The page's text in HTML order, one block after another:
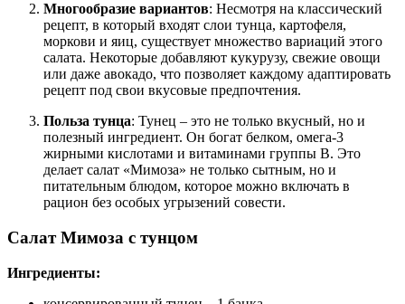
Многообразие вариантов: Несмотря на классический
рецепт, в который входят слои тунца, картофеля,
моркови и яиц, существует множество вариаций этого
салата. Некоторые добавляют кукурузу, свежие овощи
или даже авокадо, что позволяет каждому адаптировать
рецепт под свои вкусовые предпочтения.
Польза тунца: Тунец – это не только вкусный, но и
полезный ингредиент. Он богат белком, омега-3
жирными кислотами и витаминами группы B. Это
делает салат «Мимоза» не только сытным, но и
питательным блюдом, которое можно включать в
рацион без особых угрызений совести.
Салат Мимоза с тунцом
Ингредиенты: